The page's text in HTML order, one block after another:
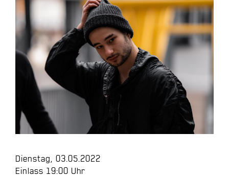
Dienstag, 03.05.2022
Einlass 19:00 Uhr